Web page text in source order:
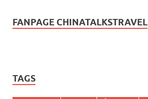
FANPAGE CHINATALKSTRAVEL
TAGS